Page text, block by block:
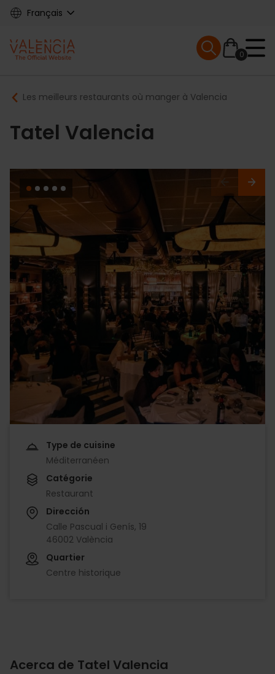
Skip
content
Français
Main
navigation
0
Mobile menu
Breadcrumb
Les meilleurs restaurants où manger à Valencia
Tatel Valencia
Type de cuisine
Méditerranéen
Catégorie
Restaurant
Dirección
Calle Pascual i Genís, 19
46002 València
Quartier
Centre historique
Acerca de Tatel Valencia